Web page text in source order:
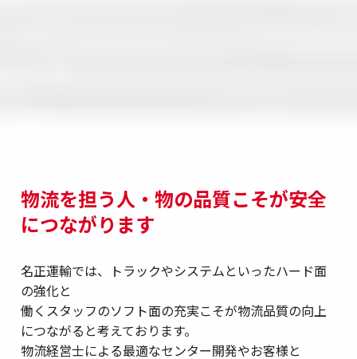
物流を担う人・物の品質こそが安全
につながります
名正運輸では、トラックやシステムといったハード面
の強化と
働くスタッフのソフト面の充実こそが物流品質の向上
につながると考えております。
物流経営士による最適なセンター開発やお客様と